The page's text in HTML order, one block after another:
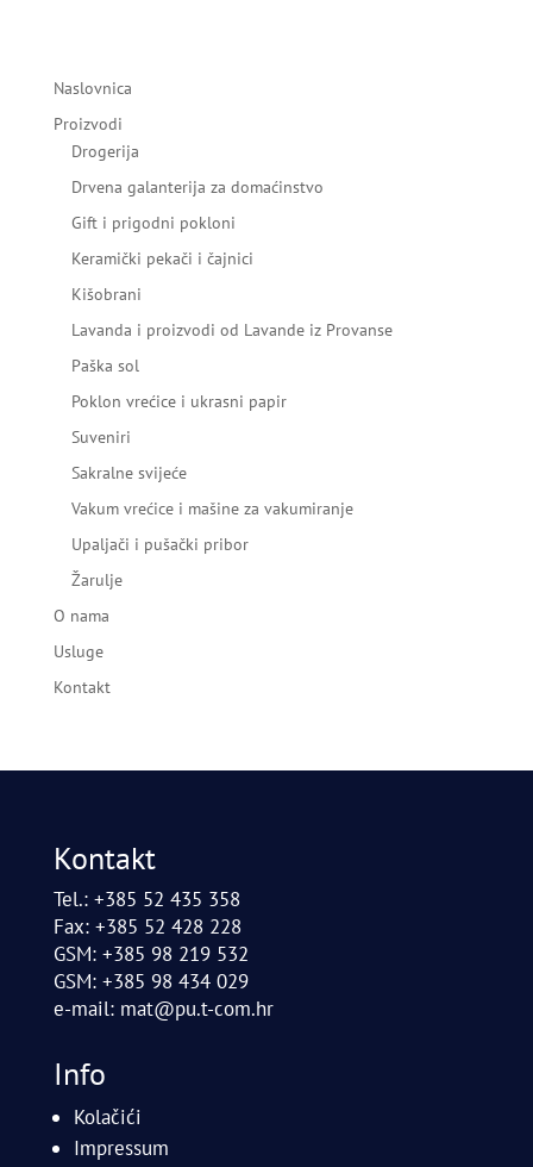
Naslovnica
Proizvodi
Drogerija
Drvena galanterija za domaćinstvo
Gift i prigodni pokloni
Keramički pekači i čajnici
Kišobrani
Lavanda i proizvodi od Lavande iz Provanse
Paška sol
Poklon vrećice i ukrasni papir
Suveniri
Sakralne svijeće
Vakum vrećice i mašine za vakumiranje
Upaljači i pušački pribor
Žarulje
O nama
Usluge
Kontakt
Kontakt
Tel.: +385 52 435 358
Fax: +385 52 428 228
GSM: +385 98 219 532
GSM: +385 98 434 029
e-mail: mat@pu.t-com.hr
Info
Kolačići
Impressum